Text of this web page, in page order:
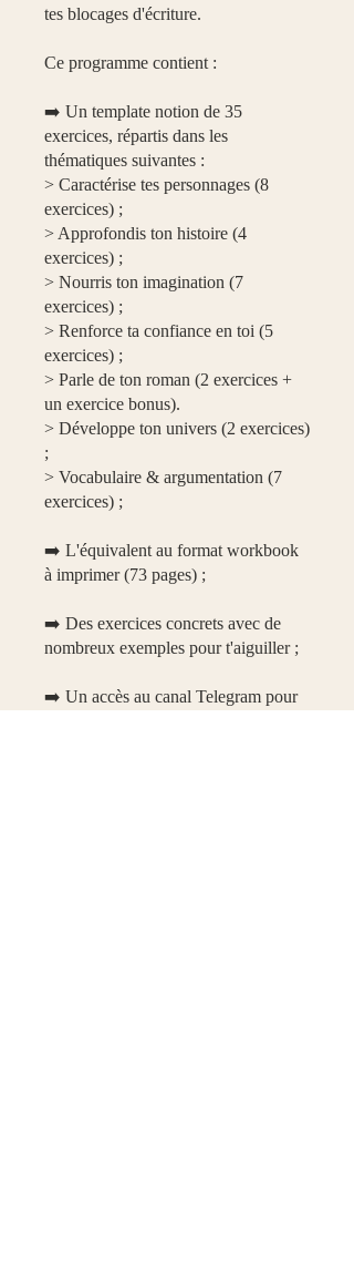
tes blocages d'écriture.
Ce programme contient :
➡️ Un template notion de 35
exercices, répartis dans les
thématiques suivantes :​​
> Caractérise tes personnages (8
exercices) ;
> Approfondis ton histoire (4
exercices) ;
> Nourris ton imagination (7
exercices) ;
> Renforce ta confiance en toi (5
exercices) ;
> Parle de ton roman (2 exercices +
un exercice bonus).
> Développe ton univers (2 exercices)
;
> Vocabulaire & argumentation (7
exercices) ;​
​➡️ L'équivalent au format workbook
à imprimer (73 pages) ;
​➡️ Des exercices concrets avec de
nombreux exemples pour t'aiguiller ;
​➡️ Un accès au canal Telegram pour